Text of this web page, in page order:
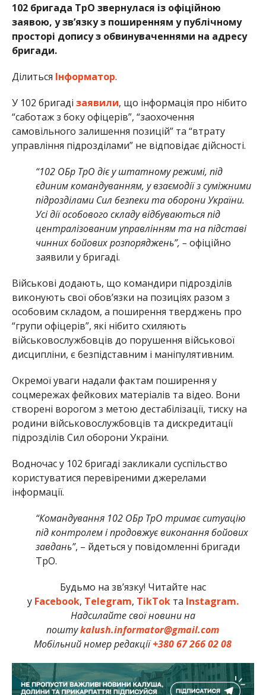
102 бригада ТрО звернулася із офіційною
заявою, у зв’язку з поширенням у публічному
просторі допису з обвинуваченнями на адресу
бригади.
Ділиться Інформатор.
У 102 бригаді заявили, що інформація про нібито
“саботаж з боку офіцерів”, “заохочення
самовільного залишення позицій” та “втрату
управління підрозділами” не відповідає дійсності.
“102 ОБр ТрО діє у штатному режимі, під
єдиним командуванням, у взаємодії з суміжними
підрозділами Сил безпеки та оборони України.
Усі дії особового складу відбуваються під
централізованим управлінням та на підставі
чинних бойових розпоряджень”, – офіційно
заявили у бригаді.
Військові додають, що командири підрозділів
виконують свої обов’язки на позиціях разом з
особовим складом, а поширення тверджень про
“групи офіцерів”, які нібито схиляють
військовослужбовців до порушення військової
дисципліни, є безпідставним і маніпулятивним.
Окремої уваги надали фактам поширення у
соцмережах фейкових матеріалів та відео. Вони
створені ворогом з метою дестабілізації, тиску на
родини військовослужбовців та дискредитації
підрозділів Сил оборони України.
Водночас у 102 бригаді закликали суспільство
користуватися перевіреними джерелами
інформації.
“Командування 102 ОБр ТрО тримає ситуацію
під контролем і продовжує виконання бойових
завдань”, – йдеться у повідомленні бригади
ТрО.
Будьмо на зв’язку! Читайте нас
у Facebook, Telegram, TikTokта Instagram.
Надсилайте свої новини на
поштуkalush.informator@gmail.com
Мобільний номер редакції+380 67 266 02 08